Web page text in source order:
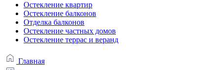
Остекление квартир
Остекление балконов
Отделка балконов
Остекление частных домов
Остекление террас и веранд
Главная